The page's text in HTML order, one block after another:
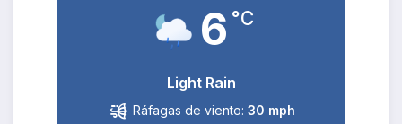
6 °C
Light Rain
Ráfagas de viento: 30 mph